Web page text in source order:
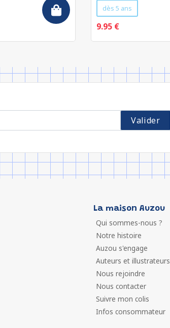
dès 5 ans
9.95 €
La maison Auzou
Qui sommes-nous ?
Notre histoire
Auzou s'engage
Auteurs et
Nous rejoindre
Nous contacter
Suivre mon colis
Infos consommateur